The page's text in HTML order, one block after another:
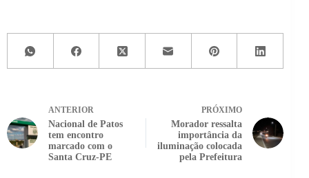
ANTERIOR
Nacional de Patos
tem encontro
marcado com o
Santa Cruz-PE
PRÓXIMO
Morador ressalta
importância da
iluminação colocada
pela Prefeitura